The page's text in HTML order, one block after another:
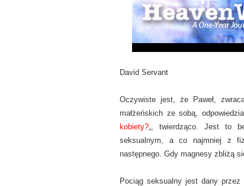
David Servant
Oczywiste jest, że Paweł,
małżeńskich ze sobą,
kobiety?„, twierdząco. Jest to
seksualnym, a co najmniej z
następnego. Gdy magnesy zbliżą
Pociąg seksualny jest dany